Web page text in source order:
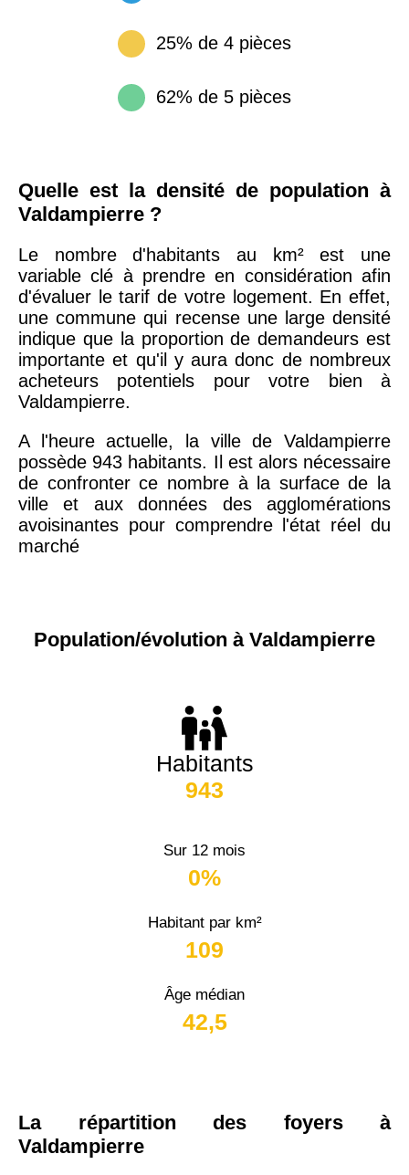
25% de 4 pièces
62% de 5 pièces
Quelle est la densité de population à
Valdampierre ?
Le nombre d'habitants au km² est une
variable clé à prendre en considération afin
d'évaluer le tarif de votre logement. En effet,
une commune qui recense une large densité
indique que la proportion de demandeurs est
importante et qu'il y aura donc de nombreux
acheteurs potentiels pour votre bien à
Valdampierre.
A l'heure actuelle, la ville de Valdampierre
possède 943 habitants. Il est alors nécessaire
de confronter ce nombre à la surface de la
ville et aux données des agglomérations
avoisinantes pour comprendre l'état réel du
marché
Population/évolution à Valdampierre
Habitants
943
Sur 12 mois
0%
Habitant par km²
109
Âge médian
42,5
La répartition des foyers à
Valdampierre